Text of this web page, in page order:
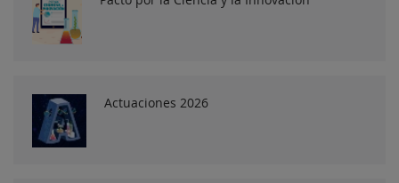
Actuaciones 2026